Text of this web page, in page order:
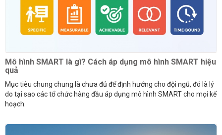
Mô hình SMART là gì? Cách áp dụng mô hình SMART hiệu
quả
Mục tiêu chung chung là chưa đủ để định hướng cho đội ngũ, đó là lý
do tại sao các tổ chức hàng đầu áp dụng mô hình SMART cho mọi kế
hoạch.